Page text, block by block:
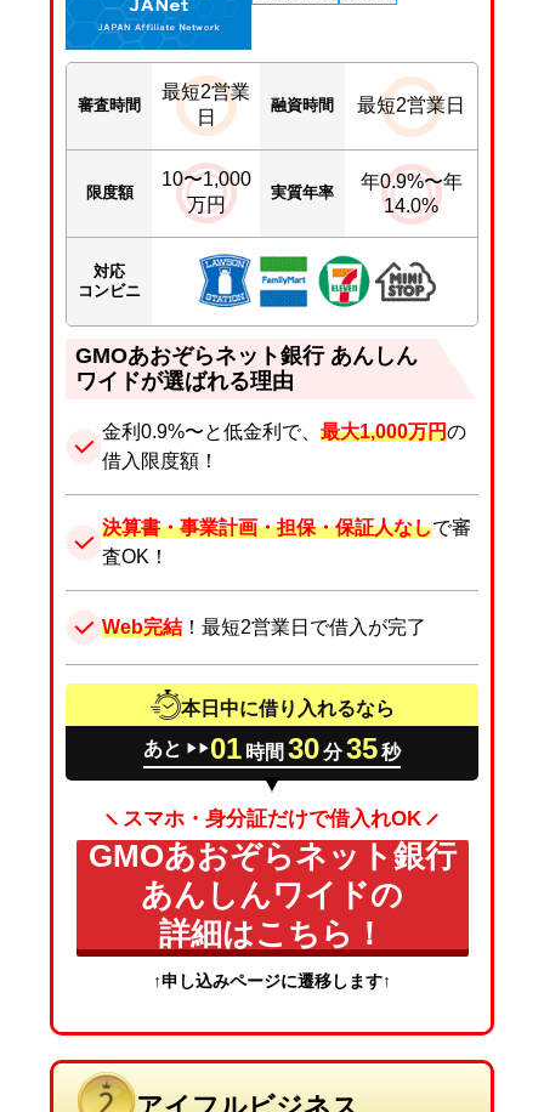
審査時間
最短2営業
日
融資時間 最短2営業日
限度額
10〜1,000
万円
実質年率
年0.9%〜年
14.0%
対応
コンビニ
GMOあおぞらネット銀行 あんしん
ワイドが選ばれる理由
金利0.9%〜と低金利で、 最大1,000万円の
借入限度額！
決算書・事業計画・担保・保証人なしで審
査OK！
Web完結 ！最短2営業日で借入が完了
本日中に借り入れるなら
あと
▶▶01 時間 30分34秒
スマホ・身分証だけで借入れOK
GMOあおぞらネット銀行
あんしんワイドの
詳細はこちら！
↑申し込みページに遷移します↑